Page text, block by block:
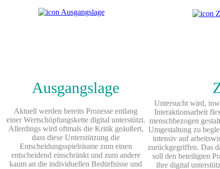
Ausgangslage
Aktuell werden bereits Prozesse entlang
einer Wertschöpfungskette digital unterstützt.
Allerdings wird oftmals die Kritik geäußert,
dass diese Unterstützung die
Entscheidungsspielräume zum einen
entscheidend einschränkt und zum andere
kaum an die individuellen Bedürfnisse und
Untersucht wird,
Interaktionsarbeit
menschbezogen
Umgestaltung zu
intensiv auf
zurückgegriffen. Das
soll den beteiligten
ihre digital